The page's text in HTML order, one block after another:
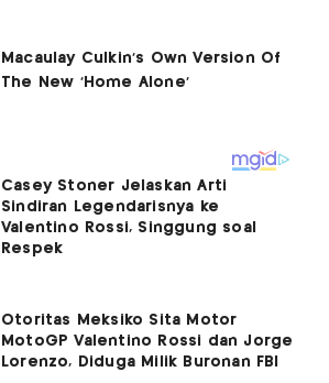
Casey Stoner Jelaskan Arti
Sindiran Legendarisnya ke
Valentino Rossi, Singgung soal
Respek
Otoritas Meksiko Sita Motor
MotoGP Valentino Rossi dan Jorge
Lorenzo, Diduga Milik Buronan FBI